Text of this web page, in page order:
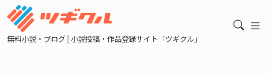
無料小説・ブログ | 小説投稿・作品登録サイト「ツギクル」